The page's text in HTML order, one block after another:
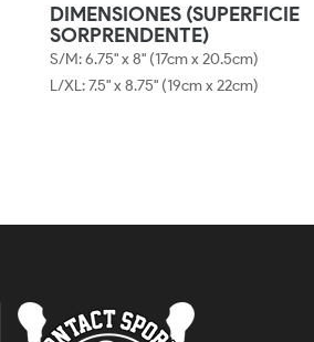
DIMENSIONES (SUPERFICIE
SORPRENDENTE)
S/M: 6.75" x 8" (17cm x 20.5cm)
L/XL: 7.5" x 8.75" (19cm x 22cm)